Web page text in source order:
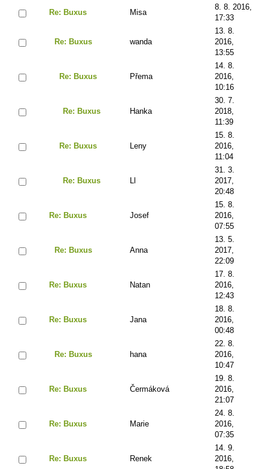
Re: Buxus Misa
8. 8. 2016,
17:33
Re: Buxus wanda
13. 8.
2016,
13:55
Re: Buxus Přema
14. 8.
2016,
10:16
Re: Buxus Hanka
30. 7.
2018,
11:39
Re: Buxus Leny
15. 8.
2016,
11:04
Re: Buxus
31. 3.
2017,
20:48
Re: Buxus Josef
15. 8.
2016,
07:55
Re: Buxus Anna
13. 5.
2017,
22:09
Re: Buxus Natan
17. 8.
2016,
12:43
Re: Buxus Jana
18. 8.
2016,
00:48
Re: Buxus hana
22. 8.
2016,
10:47
Re: Buxus Čermáková
19. 8.
2016,
21:07
Re: Buxus Marie
24. 8.
2016,
07:35
Re: Buxus Renek
14. 9.
2016,